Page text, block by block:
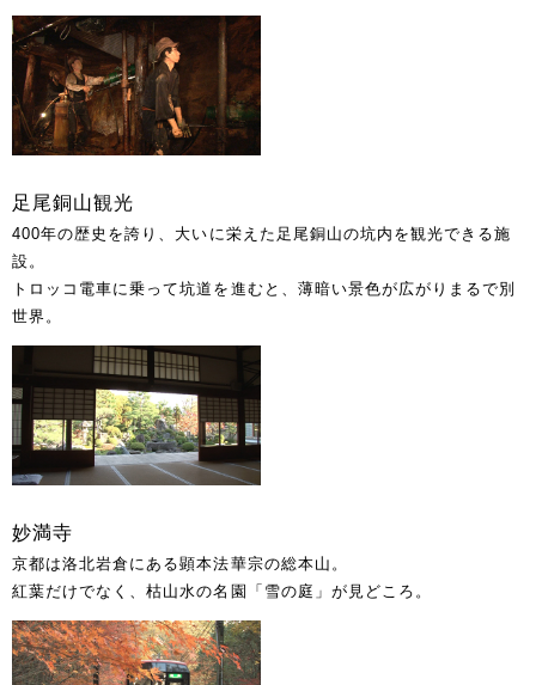
足尾銅山観光
400年の歴史を誇り、大いに栄えた足尾銅山の坑内を観光できる施
設。
トロッコ電車に乗って坑道を進むと、薄暗い景色が広がりまるで別
世界。
妙満寺
京都は洛北岩倉にある顕本法華宗の総本山。
紅葉だけでなく、枯山水の名園「雪の庭」が見どころ。